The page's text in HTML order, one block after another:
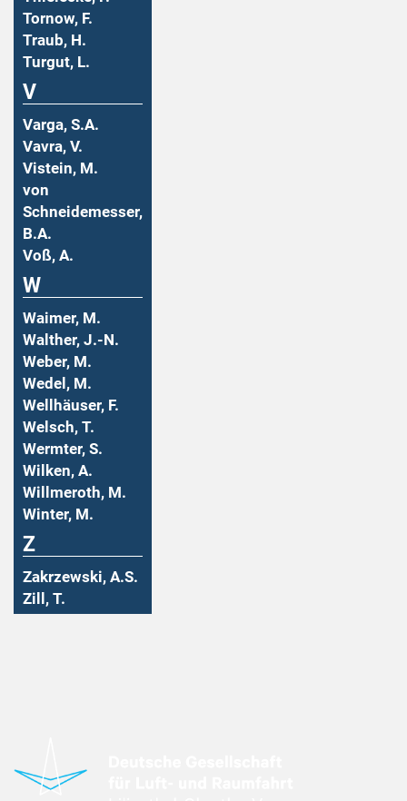
Tornow, F.
Traub, H.
Turgut, L.
V
Varga, S.A.
Vavra, V.
Vistein, M.
von
Schneidemesser,
B.A.
Voß, A.
W
Waimer, M.
Walther, J.-N.
Weber, M.
Wedel, M.
Wellhäuser, F.
Welsch, T.
Wermter, S.
Wilken, A.
Willmeroth, M.
Winter, M.
Z
Zakrzewski, A.S.
Zill, T.